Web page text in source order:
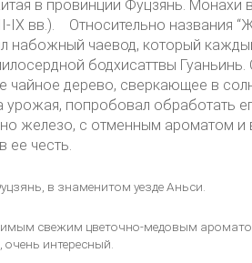
в провинции Фуцзянь. Монахи
IX вв.).
Относительно названия
набожный чаевод, который
бодхисаттвы
дерево, сверкающее в
попробовал обработать
железо, с отменным ароматом и
ее честь.
в знаменитом уезде Аньси.
свежим цветочно-медовым
интересный.